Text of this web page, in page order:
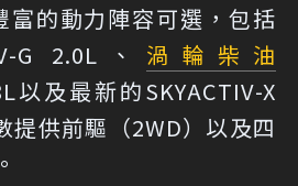
富的動力陣容可選，包括
G 2.0L、 渦輪 柴油
以及最新的SKYACTIV-X
提供前驅（2WD）以及四